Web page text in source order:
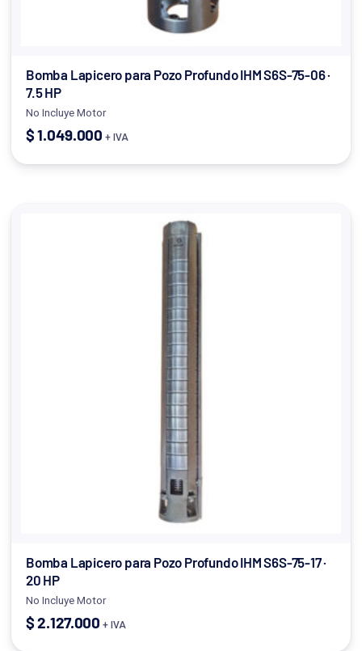
Bomba Lapicero para Pozo Profundo IHM S6S-75-06 ·
7.5 HP
No Incluye Motor
$1.049.000 + IVA
Bomba Lapicero para Pozo Profundo IHM S6S-75-17 ·
20 HP
No Incluye Motor
$2.127.000 + IVA